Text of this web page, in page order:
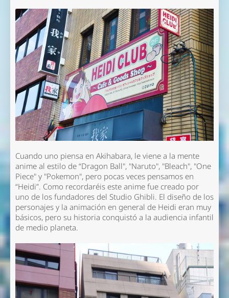
Cuando uno piensa en Akihabara, le viene a la mente
anime al estilo de “Dragon Ball", "Naruto", "Bleach", "One
Piece" y "Pokemon", pero pocas veces pensamos en
“Heidi”. Como recordaréis este anime fue creado por
uno de los fundadores del Studio Ghibli. El diseño de los
personajes y la animación en general de Heidi eran muy
básicos, pero su historia conquistó a la audiencia infantil
de medio planeta.